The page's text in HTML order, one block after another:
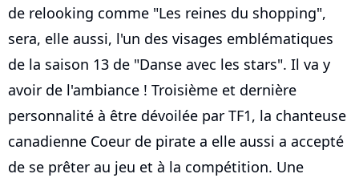
de relooking comme "Les reines du shopping",
sera, elle aussi, l'un des visages emblématiques
de la saison 13 de "Danse avec les stars". Il va y
avoir de l'ambiance ! Troisième et dernière
personnalité à être dévoilée par TF1, la chanteuse
canadienne Coeur de pirate a elle aussi a accepté
de se prêter au jeu et à la compétition. Une